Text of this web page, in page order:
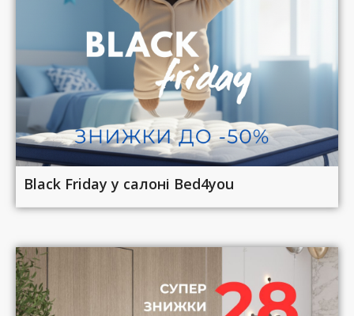
Black Friday у салоні Bed4you